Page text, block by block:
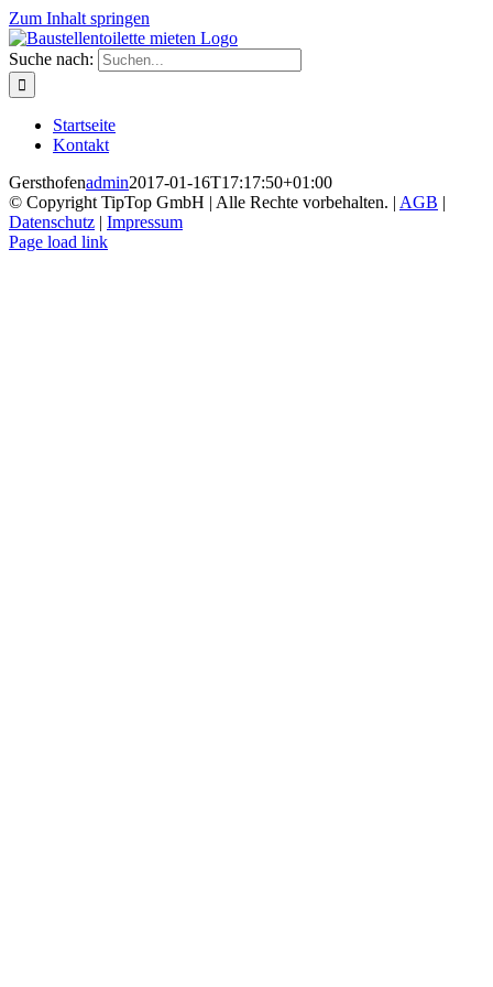
Zum Inhalt springen
Suche nach:
Startseite
Kontakt
Gersthofenadmin2017-01-16T17:17:50+01:00
© Copyright TipTop GmbH | Alle Rechte vorbehalten. | AGB |
Datenschutz | Impressum
Page load link